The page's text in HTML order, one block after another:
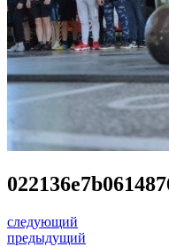
следующий
предыдущий